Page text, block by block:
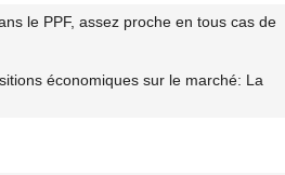
le PPF, assez proche en tous cas de
économiques sur le marché: La